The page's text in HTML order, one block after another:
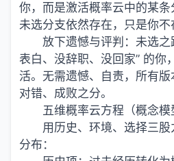
你，而是激活概率云中的某条
未选分支依然存在，只是你不
放下遗憾与评判：未选
表白、没辞职、没回家” 的你
活。无需遗憾、自责，所有
对错、成败之分。
五维概率云方程（概念模
用历史、环境、选择三
分布：